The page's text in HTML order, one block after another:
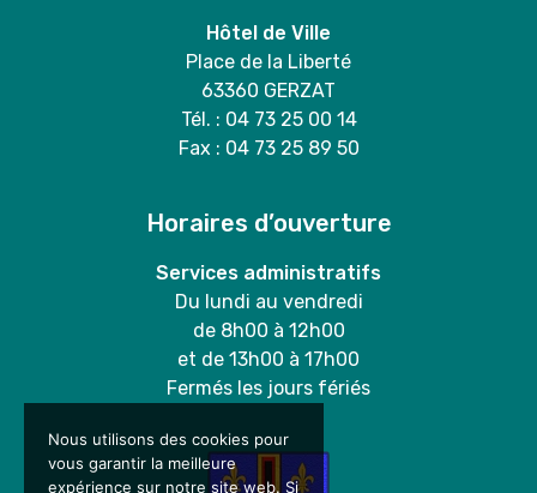
Hôtel de Ville
Place de la Liberté
63360 GERZAT
Tél. : 04 73 25 00 14
Fax : 04 73 25 89 50
Horaires d’ouverture
Services administratifs
Du lundi au vendredi
de 8h00 à 12h00
et de 13h00 à 17h00
Fermés les jours fériés
Nous utilisons des cookies pour
vous garantir la meilleure
expérience sur notre site web. Si